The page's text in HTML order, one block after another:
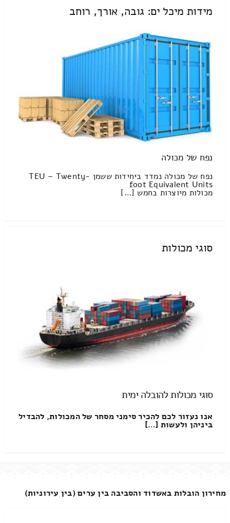
מידות מיכל ים: גובה, אורך, רוחב
נפח של מכולה
נפח של מכולה נמדד ביחידות ששמן TEU – Twenty-
foot Equivalent Units
מכולות מיוצרות בחמש […]
סוגי מכולות
סוגי מכולות להובלה ימית
אנו נעזור לכם להכיר סימני מסחר של המכולות, להבדיל
ביניהן ולעשות […]
מחירון הובלות באשדוד והסביבה בין ערים (בין עירוניות)